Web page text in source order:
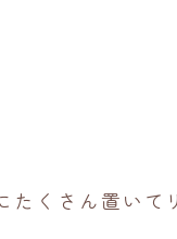
たくさん置い